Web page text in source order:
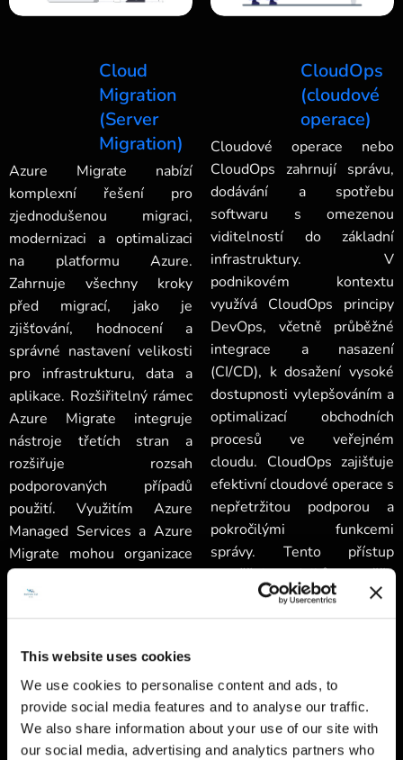
This website uses cookies
We use cookies to personalise content and ads, to
provide social media features and to analyse our traffic.
We also share information about your use of our site with
our social media, advertising and analytics partners who
Cloud
Migration
(Server
Migration)
Azure Migrate nabízí
komplexní řešení pro
zjednodušenou migraci,
modernizaci a optimalizaci
na platformu Azure.
Zahrnuje všechny kroky
před migrací, jako je
zjišťování, hodnocení a
správné nastavení velikosti
pro infrastrukturu, data a
aplikace. Rozšiřitelný rámec
Azure Migrate integruje
nástroje třetích stran a
rozšiřuje rozsah
podporovaných případů
použití. Využitím Azure
Managed Services a Azure
Migrate mohou organizace
zajistit efektivní cloudové
operace a hladký proces
migrace, přičemž mohou
pokročilých funkcí správy.
Tento holistický přístup
umožňuje podnikům
soustředit se na inovace,
CloudOps
(cloudové
operace)
Cloudové operace nebo
CloudOps zahrnují správu,
dodávání a spotřebu
softwaru s omezenou
viditelností do základní
infrastruktury. V
podnikovém kontextu
využívá CloudOps principy
DevOps, včetně průběžné
integrace a nasazení
(CI/CD), k dosažení vysoké
dostupnosti vylepšováním a
optimalizací obchodních
procesů ve veřejném
cloudu. CloudOps zajišťuje
efektivní cloudové operace s
nepřetržitou podporou a
pokročilými funkcemi
správy. Tento přístup
umožňuje podnikům zaměřit
se na inovace a zároveň
spravovat složitost cloudu,
stávajícími procesy, nabízí
škálovatelnost, flexibilitu a
lepší využití zdrojů, čímž
zvyšuje celkovou provozní